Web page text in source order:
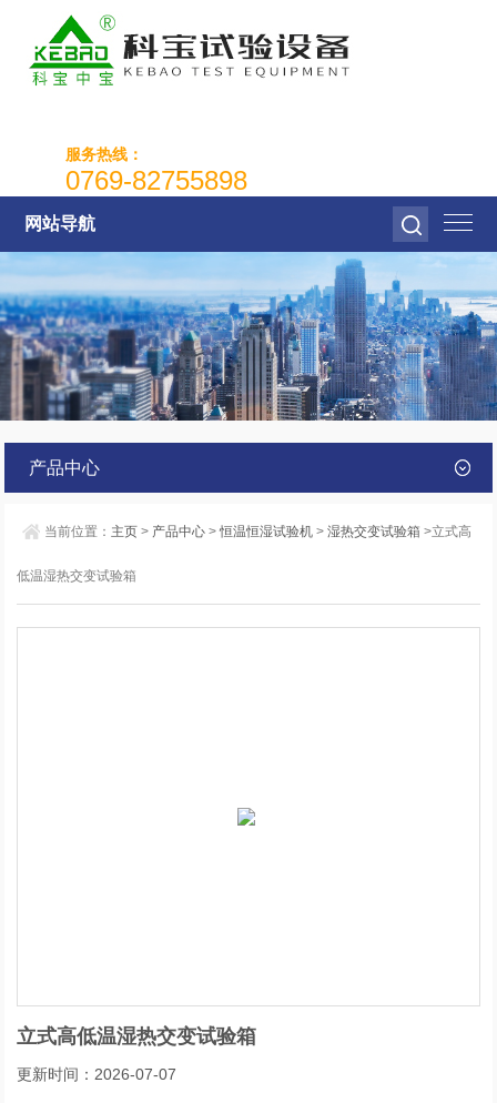
服务热线：
0769-82755898
网站导航
产品中心
当前位置： 主页 > 产品中心 >恒温恒湿试验机 >湿热交变试验箱 >立式高
低温湿热交变试验箱
立式高低温湿热交变试验箱
更新时间：2026-07-07